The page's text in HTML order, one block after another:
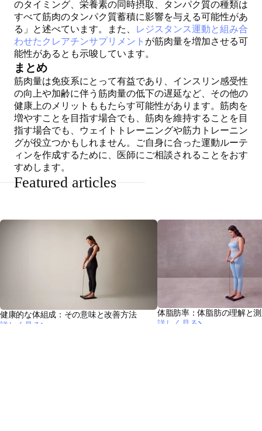
のタイミング、栄養素の同時摂取、タンパク質の種類は
すべて筋肉のタンパク質蓄積に影響を与える可能性があ
る」と述べています。また、
レジスタンス運動と組み合
わせたクレアチンサプリメント が筋肉量を増加させる可
能性があるとも示唆しています。
まとめ
筋肉量は免疫系にとって有益であり、インスリン感受性
の向上や加齢に伴う筋肉量の低下の遅延など、その他の
健康上のメリットももたらす可能性があります。筋肉を
増やすことを目指す場合でも、筋肉を維持することを目
指す場合でも、ウェイトトレーニングや筋力トレーニン
グが役立つかもしれません。ご自身に合った運動ルーテ
ィンを作成するために、医師にご相談されることをおす
すめします。
Featured articles
健康的な体組成：その意味と改善方法
詳しく見る
体脂肪率：体脂肪の理解と
詳しく見る